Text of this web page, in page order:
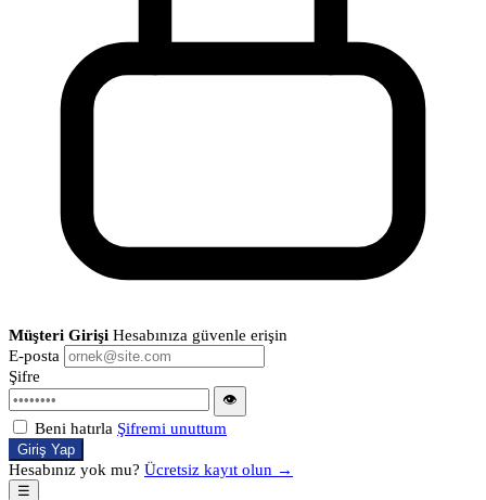
Müşteri Girişi Hesabınıza güvenle erişin
E-posta
Şifre
👁
Beni hatırla Şifremi unuttum
Giriş Yap
Hesabınız yok mu? Ücretsiz kayıt olun →
☰